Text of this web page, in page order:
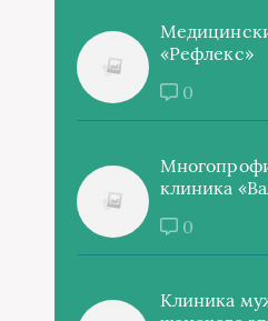
«Рефлекс»
0
клиника
0
Клиника